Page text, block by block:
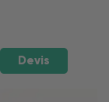
Devis